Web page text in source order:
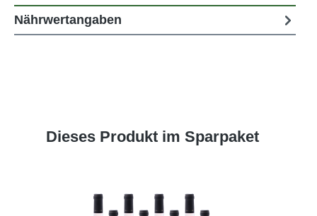
Nährwertangaben
Produktgalerie überspringen
Dieses Produkt im Sparpaket